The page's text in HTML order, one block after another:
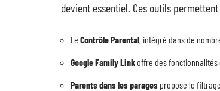
devient essentiel. Ces outils
Le Contrôle Parental, intégré dans de
Google Family Linkoffre des fonctionnalités
Parents dans les parages propose le